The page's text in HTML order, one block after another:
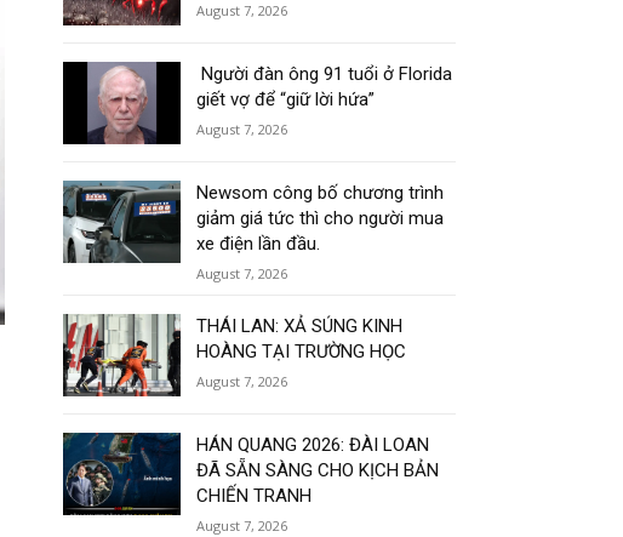
August 7, 2026
Người đàn ông 91 tuổi ở Florida
giết vợ để “giữ lời hứa”
August 7, 2026
Newsom công bố chương trình
giảm giá tức thì cho người mua
xe điện lần đầu.
August 7, 2026
THÁI LAN: XẢ SÚNG KINH
HOÀNG TẠI TRƯỜNG HỌC
August 7, 2026
HÁN QUANG 2026: ĐÀI LOAN
ĐÃ SẴN SÀNG CHO KỊCH BẢN
CHIẾN TRANH
August 7, 2026